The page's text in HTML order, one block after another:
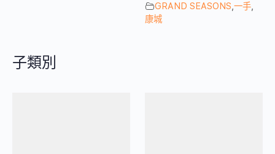
GRAND SEASONS 一手
康城
子類別